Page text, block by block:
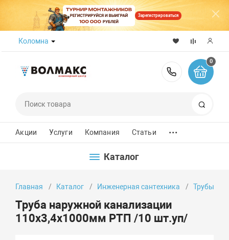
Зарегистрироваться
Коломна
8 (800)
0
Акции Услуги Компания Статьи ...
Каталог
Главная Каталог Инженерная сантехника Трубы
Труба наружной канализации
110х3,4х1000мм РТП /10 шт.уп/